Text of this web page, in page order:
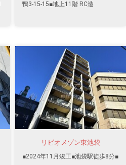
鴨3-15-15■地上11階 RC造
リビオメゾン東池袋
■2024年11月竣工■池袋駅徒歩8分■